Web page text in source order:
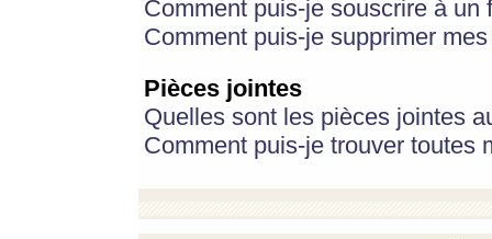
Comment puis-je souscrire à
Comment puis-je supprimer
Pièces jointes
Quelles sont les pièces jointes
Comment puis-je trouver toutes